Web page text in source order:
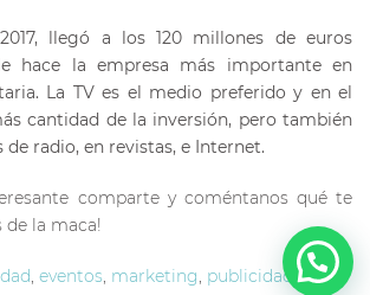
llegó a los 120 millones de euros
hace la empresa más importante en
La TV es el medio preferido y en el
cantidad de la inversión, pero también
radio, en revistas, e Internet.
comparte y coméntanos qué te
de la maca!
, eventos, marketing, publicidad ,video